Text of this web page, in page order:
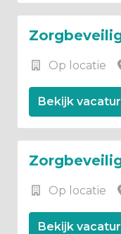
Op locatie
Bekijk
Op locatie
Bekijk